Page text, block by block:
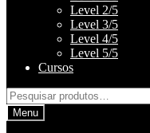
Level 2/5
Level 3/5
Level 4/5
Level 5/5
Cursos
Pesquisar
por:Menu